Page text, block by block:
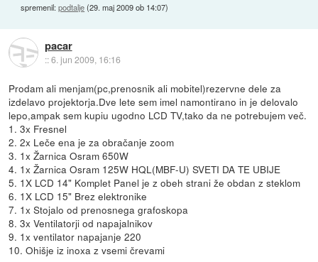
spremenil:podtalje(29. maj 2009 ob 14:07)
pacar
::6. jun 2009, 16:16
Prodam ali menjam(pc,prenosnik ali mobitel)rezervne dele za
izdelavo projektorja.Dve lete sem imel namontirano in je delovalo
lepo,ampak sem kupiu ugodno LCD TV,tako da ne potrebujem več.
1. 3x Fresnel
2. 2x Leče ena je za obračanje zoom
3. 1x Žarnica Osram 650W
4. 1x Žarnica Osram 125W HQL(MBF-U) SVETI DA TE UBIJE
5. 1X LCD 14" Komplet Panel je z obeh strani že obdan z steklom
6. 1X LCD 15" Brez elektronike
7. 1x Stojalo od prenosnega grafoskopa
8. 3x Ventilatorji od napajalnikov
9. 1x ventilator napajanje 220
10. Ohišje iz inoxa z vsemi črevami